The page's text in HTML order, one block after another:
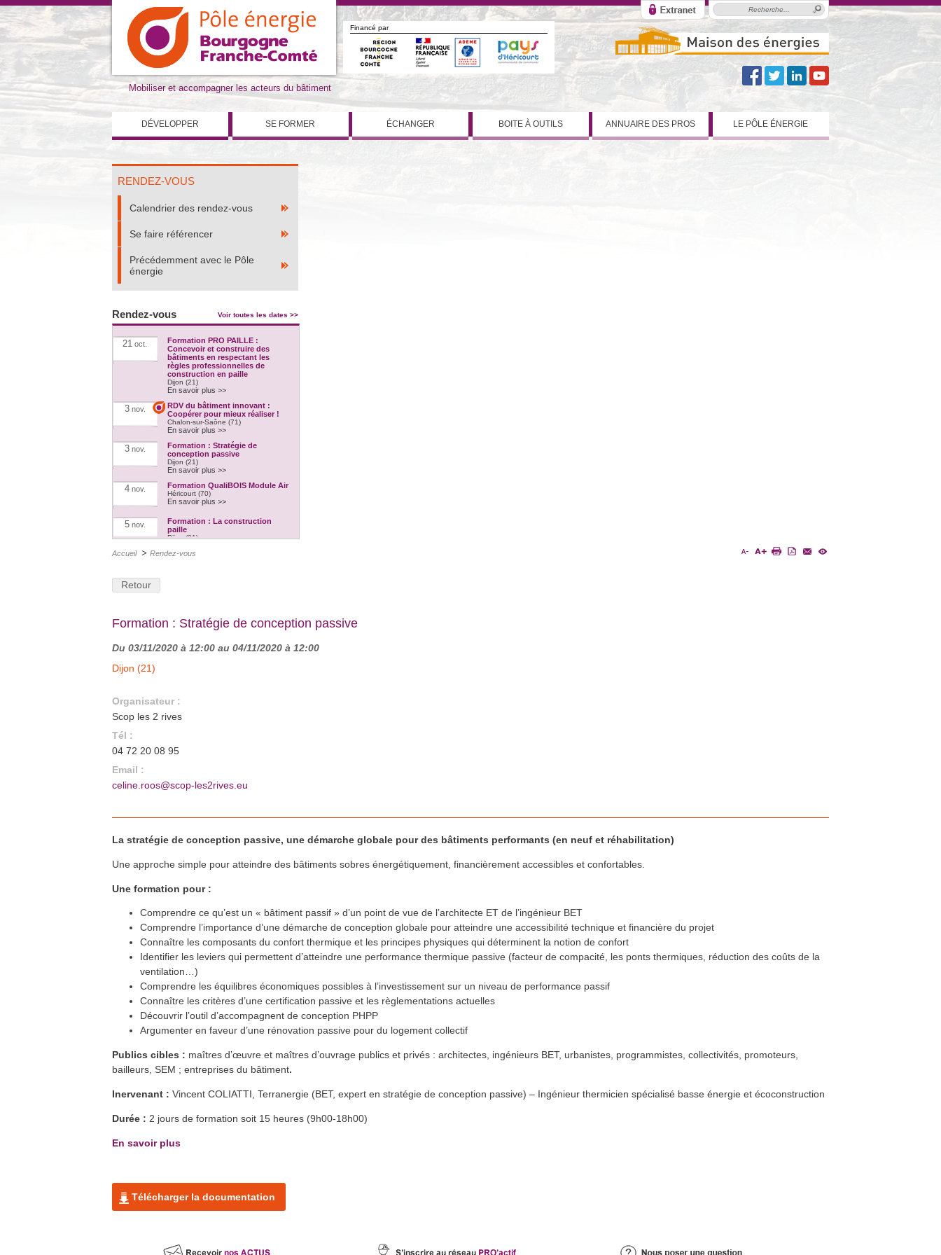
Mobiliser et accompagner les acteurs du bâtiment
Financé par
DÉVELOPPER SE FORMER ÉCHANGER BOITE À OUTILS ANNUAIRE DES PROS LE PÔLE ÉNERGIE
RENDEZ-VOUS
Calendrier des rendez-vous
Se faire référencer
Précédemment avec le Pôle
énergie
Rendez-vous Voir toutes les dates >>
21 oct.
Formation PRO PAILLE :
Concevoir et construire des
bâtiments en respectant les
règles professionnelles de
construction en paille
Dijon (21)
En savoir plus >>
3 nov.
RDV du bâtiment innovant :
Coopérer pour mieux réaliser !
Chalon-sur-Saône (71)
En savoir plus >>
3 nov.
Formation : Stratégie de
conception passive
Dijon (21)
En savoir plus >>
4 nov. Formation QualiBOIS Module Air
Héricourt (70)
En savoir plus >>
5 nov.
Formation : La construction
paille
Dijon (21)
12 nov.
L'Atelier Pratique des Savoirs -
7e édition
16 nov. Formation QualiPV - Module Elec
Audincourt (25)
En savoir plus >>
16
En savoir plus >>
18 nov.
Besançon (25)
En savoir plus >>
L’utilisation et le vieillissement
En savoir plus >>
23
Eau
Formation QualiPAC - Pompe à
Dijon (21)
27 nov.
RDV du bâtiment innovant :
Mettre en oeuvre une isolation
efficace et pérenne
Morez (39)
En savoir plus >>
30 nov. Formation Pompe à chaleur CO2
En savoir plus >>
Formation QualiPV - Module Bât
Aundicourt (25)
1 déc. Formation FEEBAT RENOVE
Vesoul (70)
En savoir plus >>
2 déc. Formation FEEBAT RENOVE
Dijon (21)
En savoir plus >>
7 Formation FEEBAT RENOVE
Dole (39)
parois
Accueil > Rendez-vous
Retour
Formation : Stratégie de conception passive
Du 03/11/2020 à 12:00 au 04/11/2020 à 12:00
Dijon (21)
Organisateur :
Scop les 2 rives
Tél :
04 72 20 08 95
Email :
celine.roos@scop-les2rives.eu
La stratégie de conception passive, une démarche globale pour des bâtiments performants (en neuf et réhabilitation)
Une approche simple pour atteindre des bâtiments sobres énergétiquement, financièrement accessibles et confortables.
Une formation pour :
Comprendre ce qu’est un « bâtiment passif » d’un point de vue de l’architecte ET de l’ingénieur BET
Comprendre l’importance d’une démarche de conception globale pour atteindre une accessibilité technique et financière du projet
Connaître les composants du confort thermique et les principes physiques qui déterminent la notion de confort
Identifier les leviers qui permettent d’atteindre une performance thermique passive (facteur de compacité, les ponts thermiques, réduction des coûts de la
ventilation…)
Comprendre les équilibres économiques possibles à l’investissement sur un niveau de performance passif
Connaître les critères d’une certification passive et les règlementations actuelles
Découvrir l’outil d’accompagnent de conception PHPP
Argumenter en faveur d’une rénovation passive pour du logement collectif
Publics cibles : maîtres d’œuvre et maîtres d’ouvrage publics et privés : architectes, ingénieurs BET, urbanistes, programmistes, collectivités, promoteurs,
bailleurs, SEM ; entreprises du bâtiment.
Inervenant : Vincent COLIATTI, Terranergie (BET, expert en stratégie de conception passive) – Ingénieur thermicien spécialisé basse énergie et écoconstruction
Durée : 2 jours de formation soit 15 heures (9h00-18h00)
En savoir plus
Télécharger la documentation